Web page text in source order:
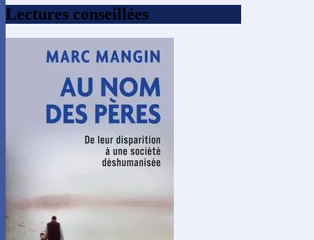
Lectures conseillées